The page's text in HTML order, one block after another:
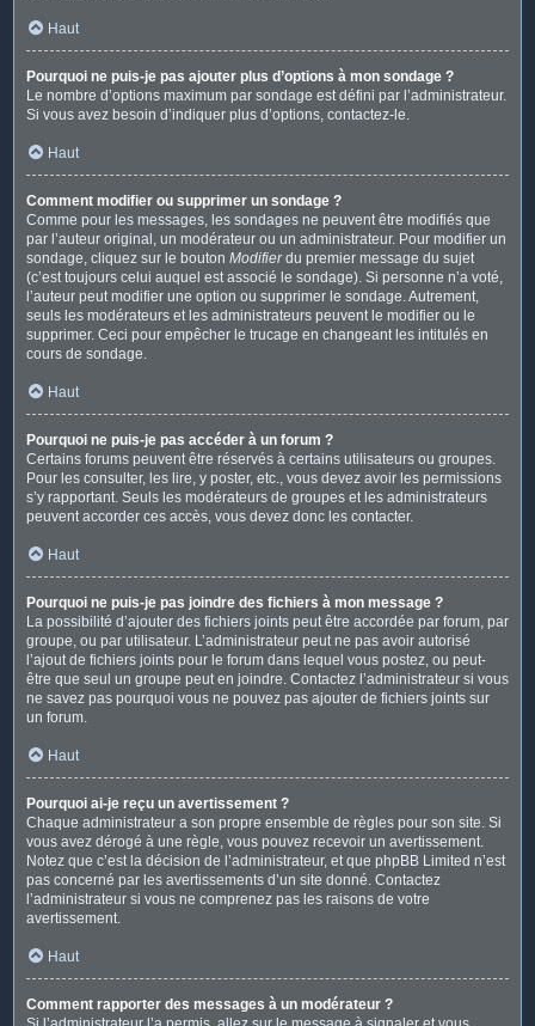
Haut
Pourquoi ne puis-je pas ajouter plus d’options à mon sondage ?
Le nombre d’options maximum par sondage est défini par l’administrateur.
Si vous avez besoin d’indiquer plus d’options, contactez-le.
Haut
Comment modifier ou supprimer un sondage ?
Comme pour les messages, les sondages ne peuvent être modifiés que
par l’auteur original, un modérateur ou un administrateur. Pour modifier un
sondage, cliquez sur le bouton Modifierdu premier message du sujet
(c’est toujours celui auquel est associé le sondage). Si personne n’a voté,
l’auteur peut modifier une option ou supprimer le sondage. Autrement,
seuls les modérateurs et les administrateurs peuvent le modifier ou le
supprimer. Ceci pour empêcher le trucage en changeant les intitulés en
cours de sondage.
Haut
Pourquoi ne puis-je pas accéder à un forum ?
Certains forums peuvent être réservés à certains utilisateurs ou groupes.
Pour les consulter, les lire, y poster, etc., vous devez avoir les permissions
s’y rapportant. Seuls les modérateurs de groupes et les administrateurs
peuvent accorder ces accès, vous devez donc les contacter.
Haut
Pourquoi ne puis-je pas joindre des fichiers à mon message ?
La possibilité d’ajouter des fichiers joints peut être accordée par forum, par
groupe, ou par utilisateur. L’administrateur peut ne pas avoir autorisé
l’ajout de fichiers joints pour le forum dans lequel vous postez, ou peut-
être que seul un groupe peut en joindre. Contactez l’administrateur si vous
ne savez pas pourquoi vous ne pouvez pas ajouter de fichiers joints sur
un forum.
Haut
Pourquoi ai-je reçu un avertissement ?
Chaque administrateur a son propre ensemble de règles pour son site. Si
vous avez dérogé à une règle, vous pouvez recevoir un avertissement.
Notez que c’est la décision de l’administrateur, et que phpBB Limited n’est
pas concerné par les avertissements d’un site donné. Contactez
l’administrateur si vous ne comprenez pas les raisons de votre
avertissement.
Haut
Comment rapporter des messages à un modérateur ?